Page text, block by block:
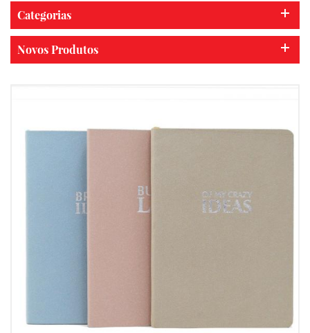
Categorias
Novos Produtos